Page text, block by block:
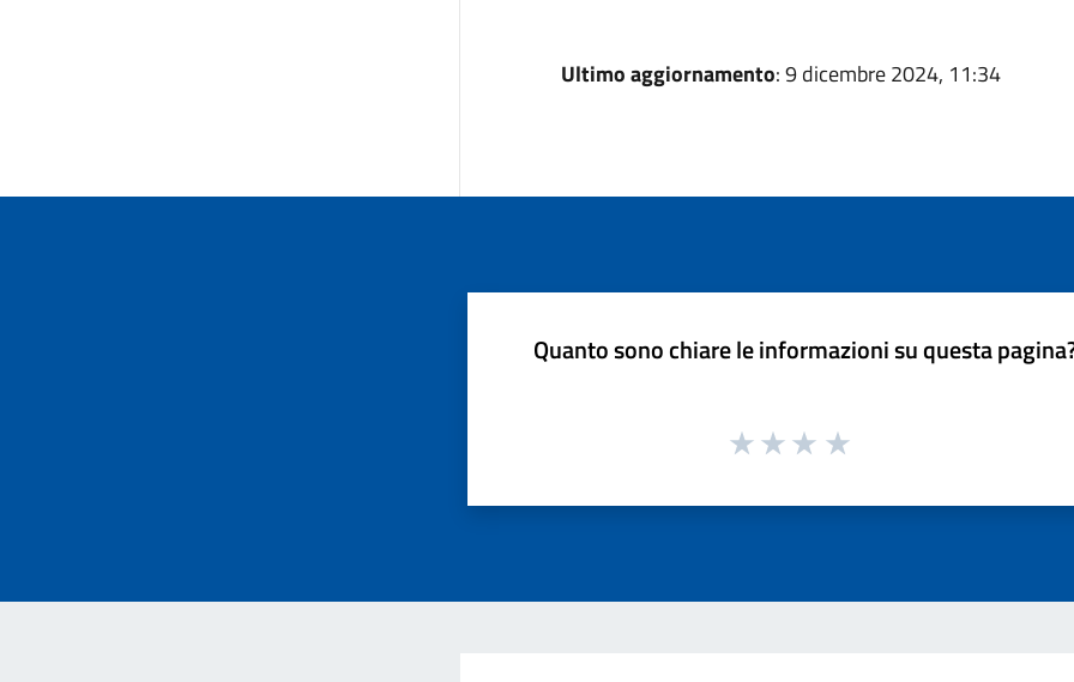
Ultimo aggiornamento: 9 dicembre 2024, 11:34
Quanto sono chiare le informazioni su questa